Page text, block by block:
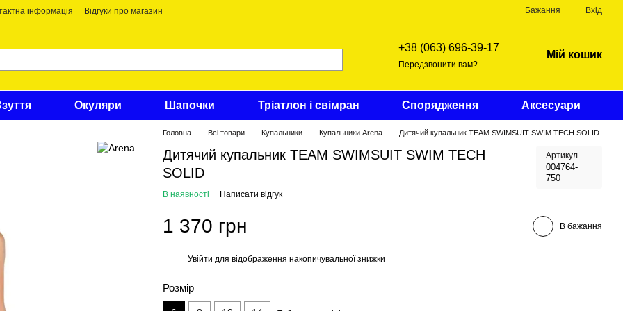
інформація Відгуки про магазин Бажання Вхід
+38 (063) 696-39-17
Передзвонити вам?
Мій кошик
Окуляри Шапочки Тріатлон і свімран Спорядження Аксесуари
Головна Всі товари Купальники Купальники Arena Дитячий купальник TEAM SWIMSUIT SWIM TECH SOLID
Дитячий купальник TEAM SWIMSUIT SWIM TECH
SOLID
Артикул
004764-
750
В наявності Написати відгук
1 370 грн В бажання
Увійти для відображення накопичувальної знижки
Розмір